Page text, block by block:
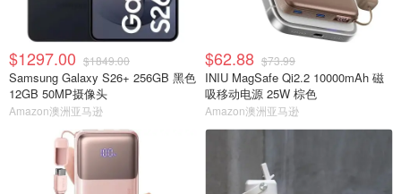
$1297.00 $1849.00
Samsung Galaxy S26+ 256GB 黑色
12GB 50MP摄像头
Amazon澳洲亚马逊
$62.88 $73.99
INIU MagSafe Qi2.2 10000mAh 磁
吸移动电源 25W 棕色
Amazon澳洲亚马逊